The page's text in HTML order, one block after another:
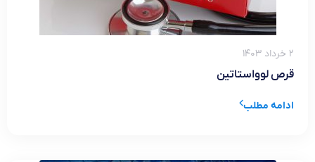
۲ خرداد ۱۴۰۳
قرص لوواستاتین
ادامه مطلب